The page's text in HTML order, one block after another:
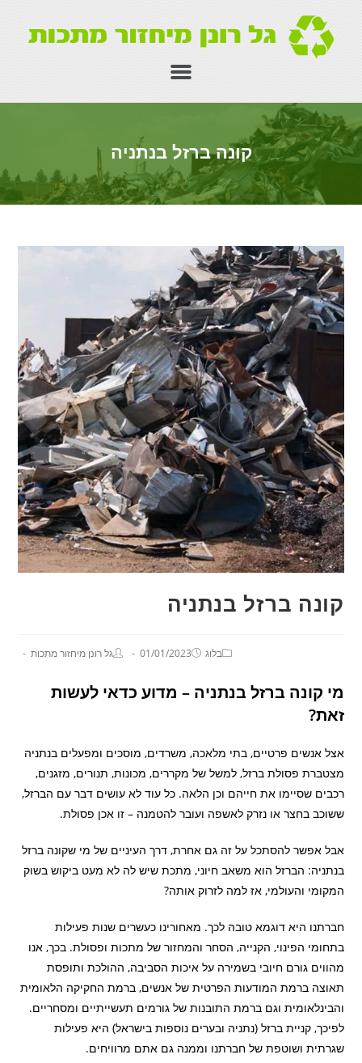
קונה ברזל בנתניה
קונה ברזל בנתניה
גל רונן מיחזור מתכות 01/01/2023 בלוג
מי קונה ברזל בנתניה – מדוע כדאי לעשות
זאת?
אצל אנשים פרטיים, בתי מלאכה, משרדים, מוסכים ומפעלים בנתניה
מצטברת פסולת ברזל, למשל של מקררים, מכונות, תנורים, מזגנים,
רכבים שסיימו את חייהם וכן הלאה. כל עוד לא עושים דבר עם הברזל,
ששוכב בחצר או נזרק לאשפה ועובר להטמנה – זו אכן פסולת.
אבל אפשר להסתכל על זה גם אחרת, דרך העיניים של מי שקונה ברזל
בנתניה: הברזל הוא משאב חיוני, מתכת שיש לה לא מעט ביקוש בשוק
המקומי והעולמי, אז למה לזרוק אותה?
חברתנו היא דוגמא טובה לכך. מאחורינו כעשרים שנות פעילות
בתחומי הפינוי, הקנייה, הסחר והמחזור של מתכות ופסולת. בכך, אנו
מהווים גורם חיובי בשמירה על איכות הסביבה, ההולכת ותופסת
תאוצה ברמת המודעות הפרטית של אנשים, ברמת החקיקה הלאומית
והבינלאומית וגם ברמת התובנות של גורמים תעשייתיים ומסחריים.
לפיכך, קניית ברזל (נתניה ובערים נוספות בישראל) היא פעילות
שגרתית ושוטפת של חברתנו וממנה גם אתם מרוויחים.